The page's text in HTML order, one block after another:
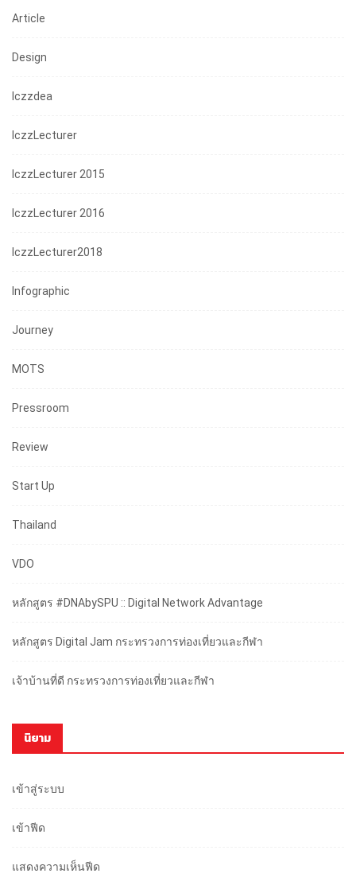
Article
Design
Iczzdea
IczzLecturer
IczzLecturer 2015
IczzLecturer 2016
IczzLecturer2018
Infographic
Journey
MOTS
Pressroom
Review
Start Up
Thailand
VDO
หลักสูตร #DNAbySPU :: Digital Network Advantage
หลักสูตร Digital Jam กระทรวงการท่องเที่ยวและกีฬา
เจ้าบ้านที่ดี กระทรวงการท่องเที่ยวและกีฬา
นิยาม
เข้าสู่ระบบ
เข้าฟีด
แสดงความเห็นฟีด